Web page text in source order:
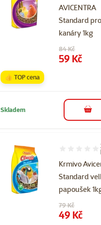
AVICENTRA
Standard
kanáry 1kg
Původní cena
84 Kč
Cena
59 Kč
👍 TOP cena
Skladem do
Krmivo
Standard
papoušek
Hodnocení
Původní cena
79 Kč
Cena
49 Kč